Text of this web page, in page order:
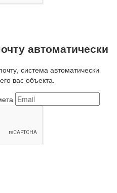
автоматически
система автоматически
вас объекта.